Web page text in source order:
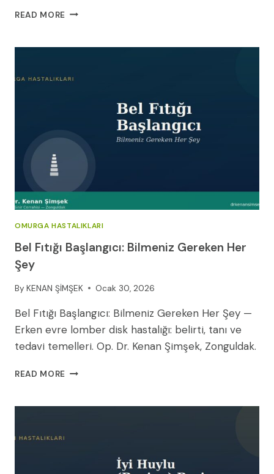
READ MORE SIRT
10
OMURGA HASTALIKLARI
Bel Fıtığı Başlangıcı: Bilmeniz Gereken Her
Şey
By KENAN ŞİMŞEK Ocak 30, 2026
Bel Fıtığı Başlangıcı: Bilmeniz Gereken Her Şey —
Erken evre lomber disk hastalığı: belirti, tanı ve
tedavi temelleri. Op. Dr. Kenan Şimşek, Zonguldak.
READ MORE BEL
BILMENIZ